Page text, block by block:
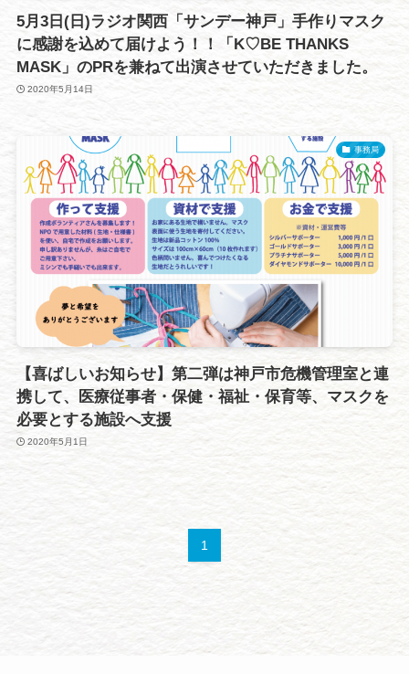
5月3日(日)ラジオ関西「サンデー神戸」手作りマスク
に感謝を込めて届けよう！！「K♡BE THANKS
MASK」のPRを兼ねて出演させていただきました。
2020年5月14日
事務局
【喜ばしいお知らせ】第二弾は神戸市危機管理室と連
携して、医療従事者・保健・福祉・保育等、マスクを
必要とする施設へ支援
2020年5月1日
1